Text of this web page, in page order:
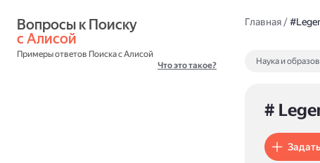
с Алисой
Примеры ответов Поиска с Алисой
Что это такое?
Главная/
Наука и
#